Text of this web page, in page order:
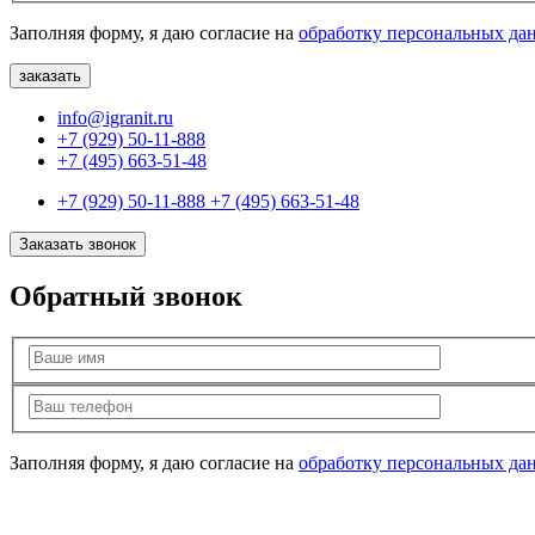
Заполняя форму, я даю согласие на обработку персональных
info@igranit.ru
+7 (929) 50-11-888
+7 (495) 663-51-48
+7 (929) 50-11-888 +7 (495) 663-51-48
Заказать звонок
Обратный звонок
Заполняя форму, я даю согласие на обработку персональных